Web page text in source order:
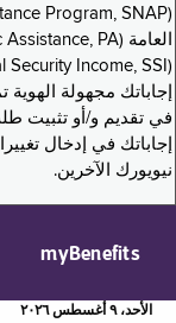
إجاباتك مجهولة
في تقديم و/أو تثبيت
إجاباتك في إدخال
نيويورك الآخرين.
myBenefits
الأحد، ٩ أغسطس ٢٠٢٦